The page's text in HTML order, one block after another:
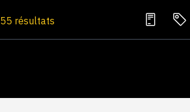
résultats